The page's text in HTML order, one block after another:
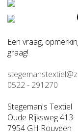
Een vraag,
graag!
0522 - 291270
Stegeman's Textiel
Oude Rijksweg 413
7954 GH Rouveen